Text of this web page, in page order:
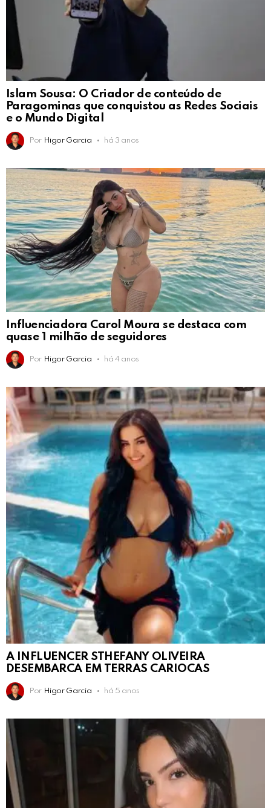
Islam Sousa: O Criador de conteúdo de
Paragominas que conquistou as Redes Sociais
e o Mundo Digital
Por Higor Garcia há 3 anos
Influenciadora Carol Moura se destaca com
quase 1 milhão de seguidores
Por Higor Garcia há 4 anos
A INFLUENCER STHEFANY OLIVEIRA
DESEMBARCA EM TERRAS CARIOCAS
Por Higor Garcia há 5 anos